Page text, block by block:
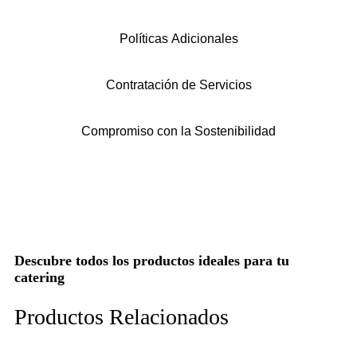
Políticas Adicionales
Contratación de Servicios
Compromiso con la Sostenibilidad
Descubre todos los productos ideales para tu
catering
Productos Relacionados